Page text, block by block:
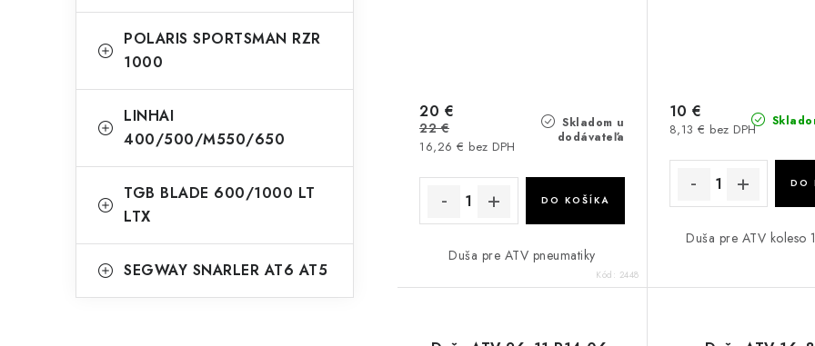
POLARIS SPORTSMAN RZR
1000
LINHAI
400/500/M550/650
TGB BLADE 600/1000 LT
LTX
SEGWAY SNARLER AT6 AT5
Skladom u
dodávateľa
16,26 € bez DPH
20 €
22 €
DO KOŠÍKA
Duša pre ATV pneumatiky
Kód: 2448
8,13 € bez DPH
10 €
DO
Duša pre ATV koleso